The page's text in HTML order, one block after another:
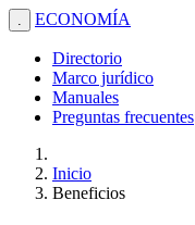
. ECONOMÍA
Directorio
Marco jurídico
Manuales
Preguntas frecuentes
Inicio
Beneficios